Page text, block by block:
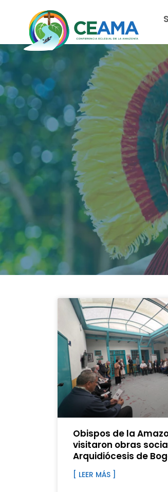
Obispos de la
visitaron obras
Arquidiócesis de
[ LEER MÁS ]